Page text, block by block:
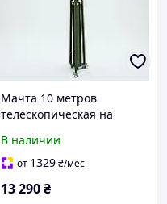
Мачта 10 метров
телескопическая на
Alientech 1/4"
В наличии
от 1329₴/мес
13 290₴